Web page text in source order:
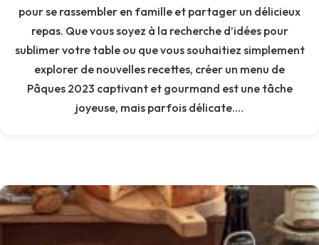
pour se rassembler en famille et partager un délicieux
repas. Que vous soyez à la recherche d’idées pour
sublimer votre table ou que vous souhaitiez simplement
explorer de nouvelles recettes, créer un menu de
Pâques 2023 captivant et gourmand est une tâche
joyeuse, mais parfois délicate.…